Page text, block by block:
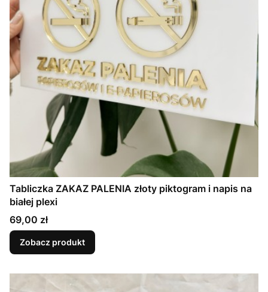
Tabliczka ZAKAZ PALENIA złoty piktogram i napis na
białej plexi
Cena
69,00 zł
Zobacz produkt